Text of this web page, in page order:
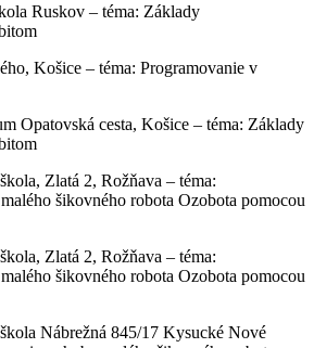
Ruskov – téma: Základy
Košice – téma: Programovanie v
Opatovská cesta, Košice – téma: Základy
Zlatá 2, Rožňava – téma:
šikovného robota Ozobota pomocou
Zlatá 2, Rožňava – téma:
šikovného robota Ozobota pomocou
Nábrežná 845/17 Kysucké Nové